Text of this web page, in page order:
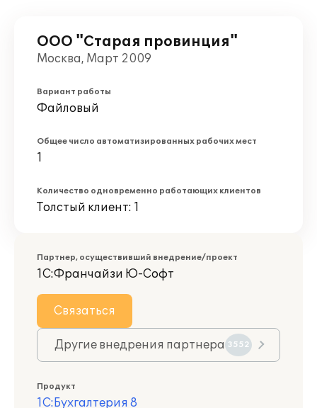
ООО "Старая провинция"
Москва, Март 2009
Вариант работы
Файловый
Общее число автоматизированных рабочих мест
1
Количество одновременно работающих клиентов
Толстый клиент: 1
Партнер, осуществивший внедрение/проект
1С:Франчайзи Ю-Софт
Связаться
Другие внедрения партнера 3552
Продукт
1С:Бухгалтерия 8